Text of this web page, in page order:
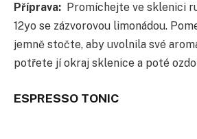
Příprava: Promíchejte ve sklenici
12yo se zázvorovou limonádou.
jemně stočte, aby uvolnila své
potřete jí okraj sklenice a poté
ESPRESSO TONIC